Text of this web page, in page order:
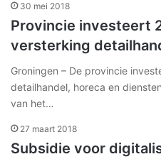
30 mei 2018
Provincie investeert
versterking
Groningen – De provincie
detailhandel, horeca en
van het…
27 maart 2018
Subsidie voor